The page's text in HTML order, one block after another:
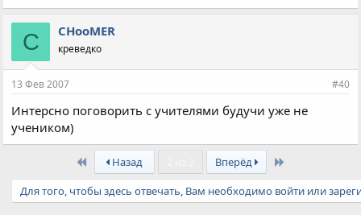
C CHooMER
креведко
13 Фев 2007 #40
Интерсно поговорить с учителями будучи уже не
учеником)
First Назад Вперёд
Для того, чтобы здесь отвечать, Вам необходимо войти или